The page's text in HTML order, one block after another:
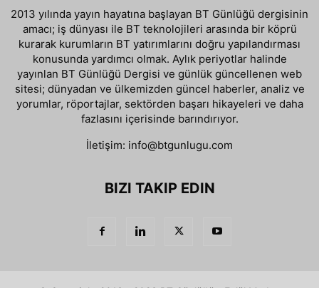
2013 yılında yayın hayatına başlayan BT Günlüğü dergisinin
amacı; iş dünyası ile BT teknolojileri arasında bir köprü
kurarak kurumların BT yatırımlarını doğru yapılandırması
konusunda yardımcı olmak. Aylık periyotlar halinde
yayınlan BT Günlüğü Dergisi ve günlük güncellenen web
sitesi; dünyadan ve ülkemizden güncel haberler, analiz ve
yorumlar, röportajlar, sektörden başarı hikayeleri ve daha
fazlasını içerisinde barındırıyor.
İletişim: info@btgunlugu.com
BIZI TAKIP EDIN